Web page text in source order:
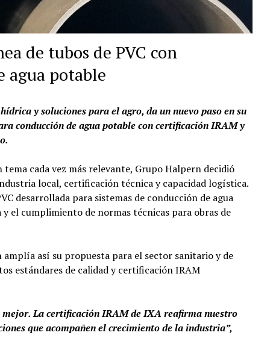
de tubos de PVC con
agua potable
y soluciones para el agro, da un nuevo paso en su
conducción de agua potable con certificación IRAM y
cada vez más relevante, Grupo Halpern decidió
local, certificación técnica y capacidad logística.
desarrollada para sistemas de conducción de agua
el cumplimiento de normas técnicas para obras de
así su propuesta para el sector sanitario y de
estándares de calidad y certificación IRAM
mejor. La certificación IRAM de IXA reafirma nuestro
que acompañen el crecimiento de la industria”,